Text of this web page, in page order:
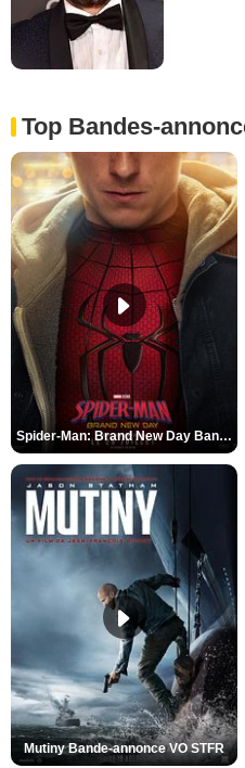
Top Bandes-
Spider-Man: Brand New Day Bande-annonce VO STFR
Mutiny Bande-annonce VO STFR